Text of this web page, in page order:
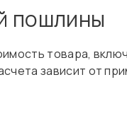
пошлины
товара,
зависит от